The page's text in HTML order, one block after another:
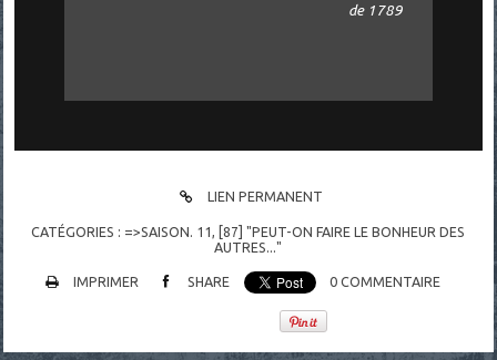
de 1789
LIEN PERMANENT
CATÉGORIES : =>SAISON. 11, [87] "PEUT-ON FAIRE LE BONHEUR DES
AUTRES..."
IMPRIMER SHARE 0 COMMENTAIRE